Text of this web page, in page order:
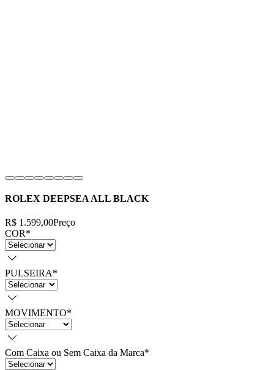
ROLEX DEEPSEA ALL BLACK
R$ 1.599,00Preço
COR*
PULSEIRA*
MOVIMENTO*
Com Caixa ou Sem Caixa da Marca*